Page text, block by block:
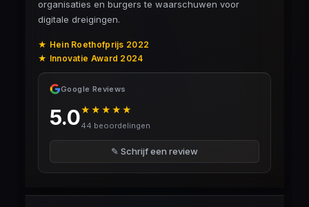
organisaties en burgers te waarschuwen voor
digitale dreigingen.
★ Hein Roethofprijs 2022
★ Innovatie Award 2024
Google Reviews
5.0★★★★★
44 beoordelingen
✎ Schrijf een review